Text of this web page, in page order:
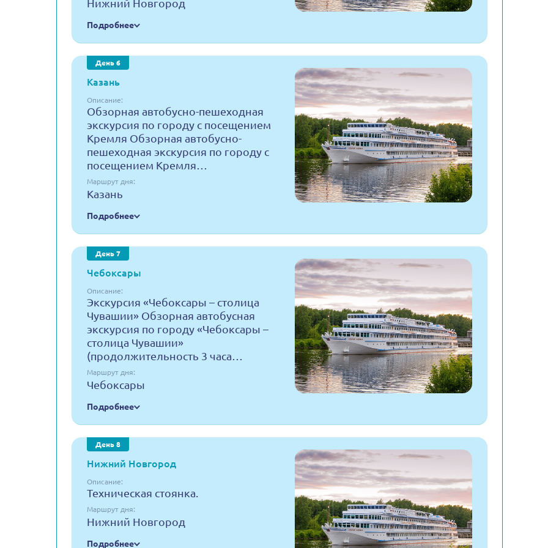
Нижний Новгород
Подробнее
День 6
Казань
Описание:
Обзорная автобусно-пешеходная
экскурсия по городу с посещением
Кремля Обзорная автобусно-
пешеходная экскурсия по городу с
посещением Кремля…
Маршрут дня:
Казань
Подробнее
День 7
Чебоксары
Описание:
Экскурсия «Чебоксары – столица
Чувашии» Обзорная автобусная
экскурсия по городу «Чебоксары –
столица Чувашии»
(продолжительность 3 часа…
Маршрут дня:
Чебоксары
Подробнее
День 8
Нижний Новгород
Описание:
Техническая стоянка.
Маршрут дня:
Нижний Новгород
Подробнее